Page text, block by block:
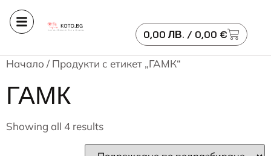
0,00 ЛВ. / 0,00 €
Начало / Продукти с етикет „ГАМК“
ГАМК
Showing all 4 results